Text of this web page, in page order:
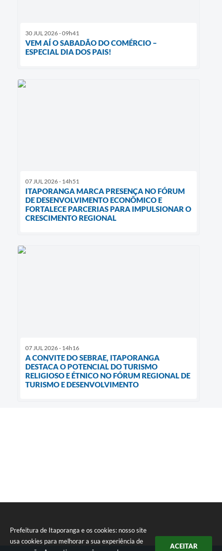
Prefeitura de Itaporanga e os cookies: nosso site
usa cookies para melhorar a sua experiência de
ACEITAR
30 JUL 2026 - 09h41
VEM AÍ O SABADÃO DO COMÉRCIO –
ESPECIAL DIA DOS PAIS!
07 JUL 2026 - 14h51
ITAPORANGA MARCA PRESENÇA NO FÓRUM
DE DESENVOLVIMENTO ECONÔMICO E
FORTALECE PARCERIAS PARA IMPULSIONAR O
CRESCIMENTO REGIONAL
07 JUL 2026 - 14h16
A CONVITE DO SEBRAE, ITAPORANGA
DESTACA O POTENCIAL DO TURISMO
RELIGIOSO E ÉTNICO NO FÓRUM REGIONAL DE
TURISMO E DESENVOLVIMENTO